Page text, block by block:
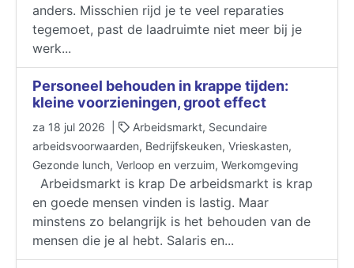
anders. Misschien rijd je te veel reparaties
tegemoet, past de laadruimte niet meer bij je
werk...
Personeel behouden in krappe tijden:
kleine voorzieningen, groot effect
za 18 jul 2026 |
Arbeidsmarkt, Secundaire
arbeidsvoorwaarden, Bedrijfskeuken, Vrieskasten,
Gezonde lunch, Verloop en verzuim, Werkomgeving
Arbeidsmarkt is krap De arbeidsmarkt is krap
en goede mensen vinden is lastig. Maar
minstens zo belangrijk is het behouden van de
mensen die je al hebt. Salaris en...